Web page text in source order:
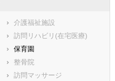
勝田郡奈義町
久米郡久米南町
加賀郡吉備中央町
岡山電気軌道東山線
介護福祉施設
訪問リハビリ(在宅医療)
保育園
整骨院
訪問マッサージ